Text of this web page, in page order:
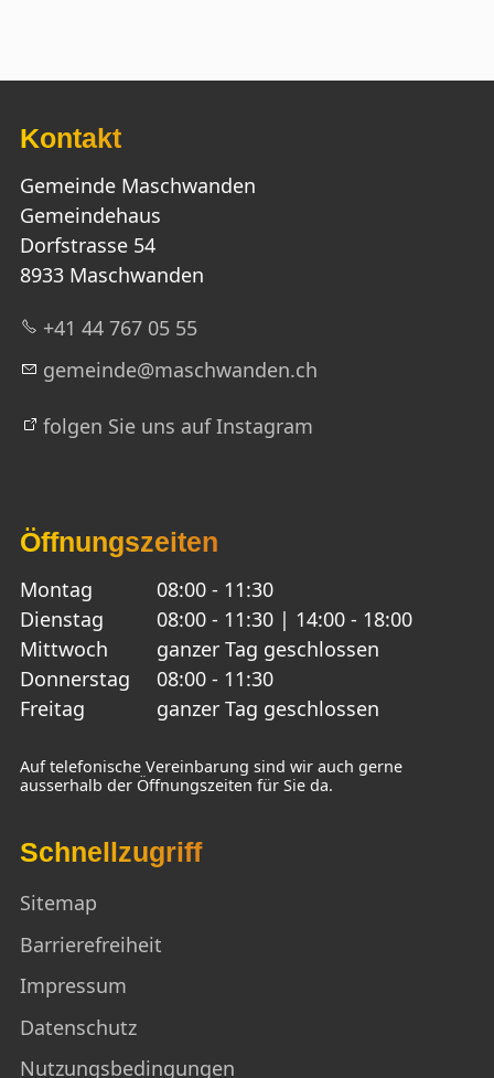
Kontakt
Gemeinde Maschwanden
Gemeindehaus
Dorfstrasse 54
8933 Maschwanden
+41 44 767 05 55
g m nd m schw nd n ch
folgen Sie uns auf Instagram
Öffnungszeiten
Montag
08:00 - 11:30
Dienstag
08:00 - 11:30 | 14:00 - 18:00
Mittwoch
ganzer Tag geschlossen
Donnerstag
08:00 - 11:30
Freitag
ganzer Tag geschlossen
Auf telefonische Vereinbarung sind wir auch gerne
ausserhalb der Öffnungszeiten für Sie da.
Schnellzugriff
Sitemap
Barrierefreiheit
Impressum
Datenschutz
Nutzungsbedingungen